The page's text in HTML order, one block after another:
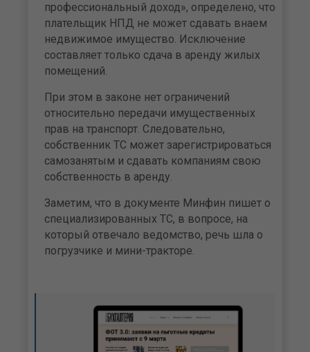
профессиональный доход», определено, что
плательщик НПД не может сдавать внаем
недвижимое имущество. Исключение
составляет только сдача в аренду жилых
помещений.
При этом в законе нет ограничений
относительно передачи имущественных
прав на транспорт. Следовательно,
собственник ТС может зарегистрироваться
самозанятым и сдавать компаниям свою
собственность в аренду.
Заметим, что в документе Минфин пишет о
специализированных ТС, в вопросе, на
который отвечало ведомство, речь шла о
погрузчике и мини-тракторе.